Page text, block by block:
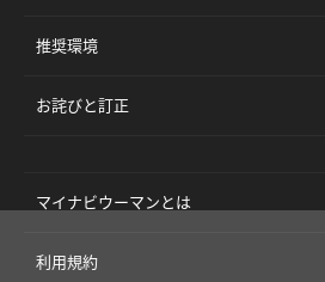
推奨環境
お詫びと訂正
マイナビウーマンとは
利用規約